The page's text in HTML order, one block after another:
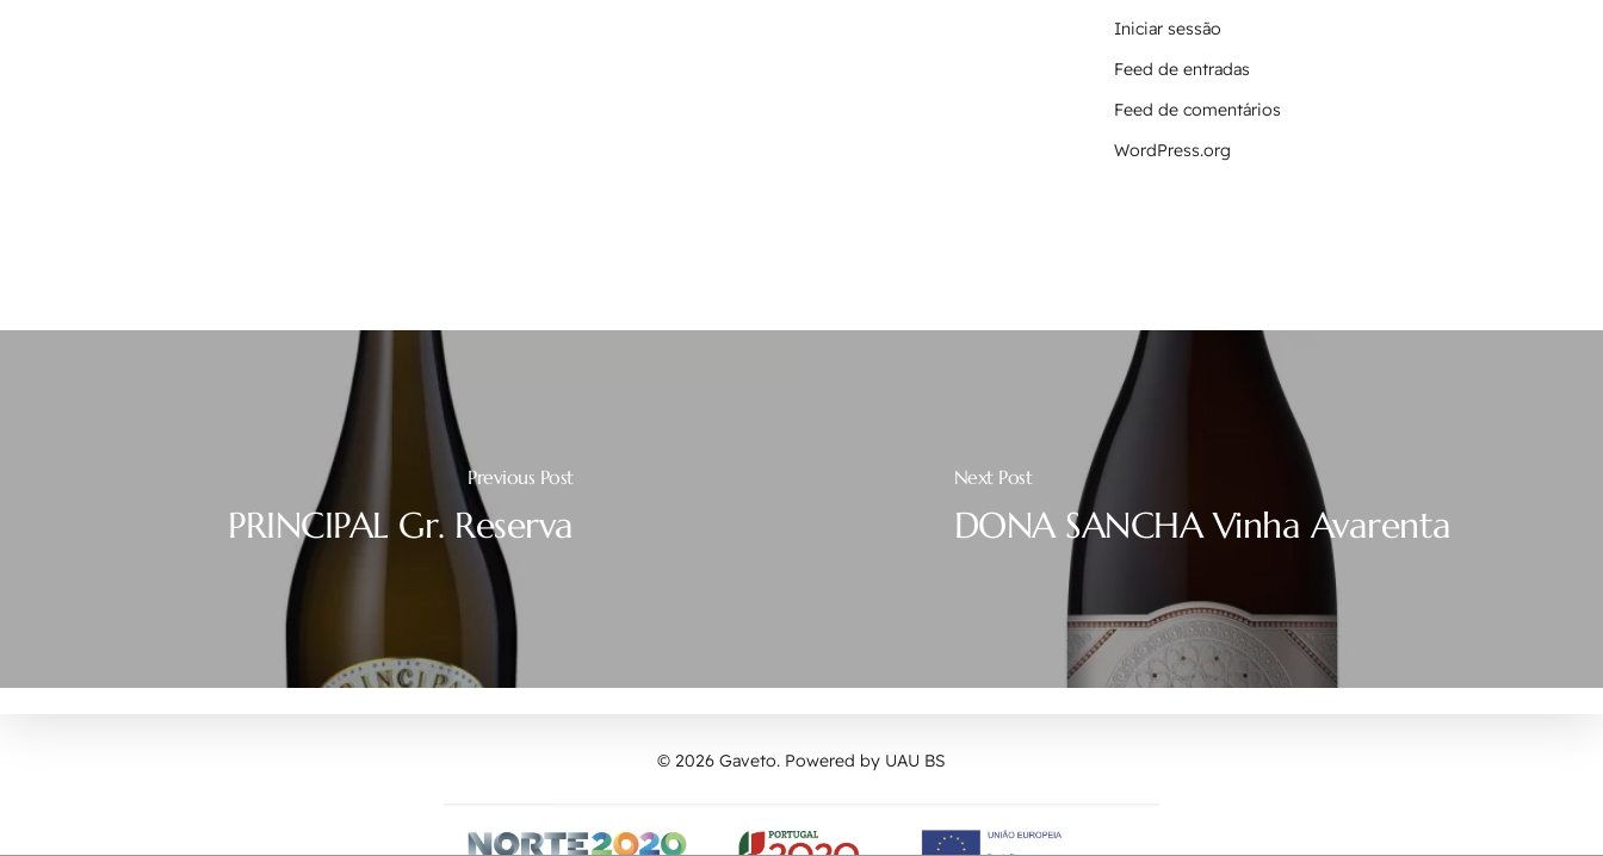
Iniciar sessão
Feed de entradas
Feed de comentários
WordPress.org
Previous Post
PRINCIPAL Gr. Reserva
Next Post
DONA SANCHA Vinha Avarenta
© 2026 Gaveto. Powered by UAU BS